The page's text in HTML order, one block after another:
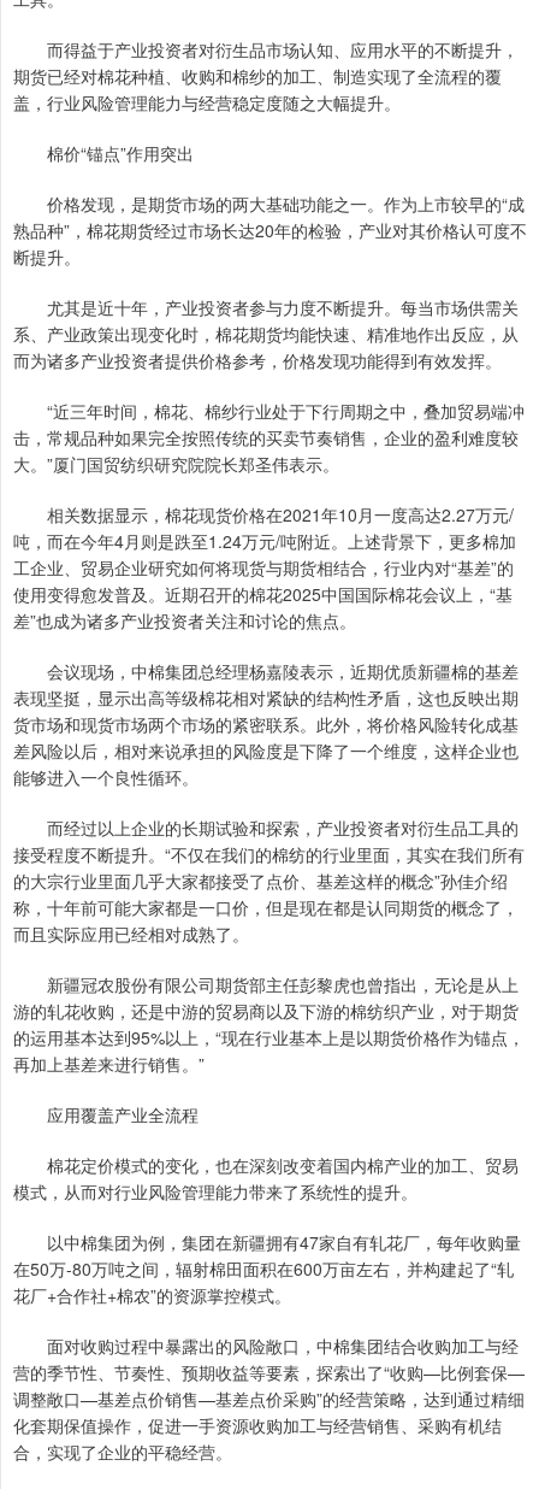
而得益于产业投资者对衍生品市场认知、应用水平的不断提升，
期货已经对棉花种植、收购和棉纱的加工、制造实现了全流程的覆
盖，行业风险管理能力与经营稳定度随之大幅提升。
棉价“锚点”作用突出
价格发现，是期货市场的两大基础功能之一。作为上市较早的“成
熟品种”，棉花期货经过市场长达20年的检验，产业对其价格认可度不
断提升。
尤其是近十年，产业投资者参与力度不断提升。每当市场供需关
系、产业政策出现变化时，棉花期货均能快速、精准地作出反应，从
而为诸多产业投资者提供价格参考，价格发现功能得到有效发挥。
“近三年时间，棉花、棉纱行业处于下行周期之中，叠加贸易端冲
击，常规品种如果完全按照传统的买卖节奏销售，企业的盈利难度较
大。”厦门国贸纺织研究院院长郑圣伟表示。
相关数据显示，棉花现货价格在2021年10月一度高达2.27万元/
吨，而在今年4月则是跌至1.24万元/吨附近。上述背景下，更多棉加
工企业、贸易企业研究如何将现货与期货相结合，行业内对“基差”的
使用变得愈发普及。近期召开的棉花2025中国国际棉花会议上，“基
差”也成为诸多产业投资者关注和讨论的焦点。
会议现场，中棉集团总经理杨嘉陵表示，近期优质新疆棉的基差
表现坚挺，显示出高等级棉花相对紧缺的结构性矛盾，这也反映出期
货市场和现货市场两个市场的紧密联系。此外，将价格风险转化成基
差风险以后，相对来说承担的风险度是下降了一个维度，这样企业也
能够进入一个良性循环。
而经过以上企业的长期试验和探索，产业投资者对衍生品工具的
接受程度不断提升。“不仅在我们的棉纺的行业里面，其实在我们所有
的大宗行业里面几乎大家都接受了点价、基差这样的概念”孙佳介绍
称，十年前可能大家都是一口价，但是现在都是认同期货的概念了，
而且实际应用已经相对成熟了。
新疆冠农股份有限公司期货部主任彭黎虎也曾指出，无论是从上
游的轧花收购，还是中游的贸易商以及下游的棉纺织产业，对于期货
的运用基本达到95%以上，“现在行业基本上是以期货价格作为锚点，
再加上基差来进行销售。”
应用覆盖产业全流程
棉花定价模式的变化，也在深刻改变着国内棉产业的加工、贸易
模式，从而对行业风险管理能力带来了系统性的提升。
以中棉集团为例，集团在新疆拥有47家自有轧花厂，每年收购量
在50万-80万吨之间，辐射棉田面积在600万亩左右，并构建起了“轧
花厂+合作社+棉农”的资源掌控模式。
面对收购过程中暴露出的风险敞口，中棉集团结合收购加工与经
营的季节性、节奏性、预期收益等要素，探索出了“收购—比例套保—
调整敞口—基差点价销售—基差点价采购”的经营策略，达到通过精细
化套期保值操作，促进一手资源收购加工与经营销售、采购有机结
合，实现了企业的平稳经营。